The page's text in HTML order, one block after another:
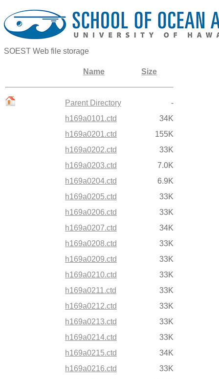
SOEST Web file storage
Name Size
Parent Directory
-
h169a0101.ctd
34K
h169a0201.ctd
155K
h169a0202.ctd
33K
h169a0203.ctd
7.0K
h169a0204.ctd
6.9K
h169a0205.ctd
33K
h169a0206.ctd
33K
h169a0207.ctd
34K
h169a0208.ctd
33K
h169a0209.ctd
33K
h169a0210.ctd
33K
h169a0211.ctd
33K
h169a0212.ctd
33K
h169a0213.ctd
33K
h169a0214.ctd
33K
h169a0215.ctd
34K
h169a0216.ctd
33K